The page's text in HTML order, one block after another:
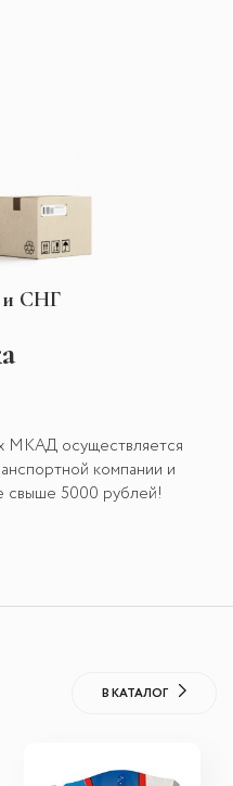
и СНГ
МКАД осуществляется
компании и
свыше 5000 рублей!
В КАТАЛОГ